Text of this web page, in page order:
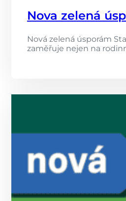
Nova zelená
Nová zelená úsporám
zaměřuje nejen na